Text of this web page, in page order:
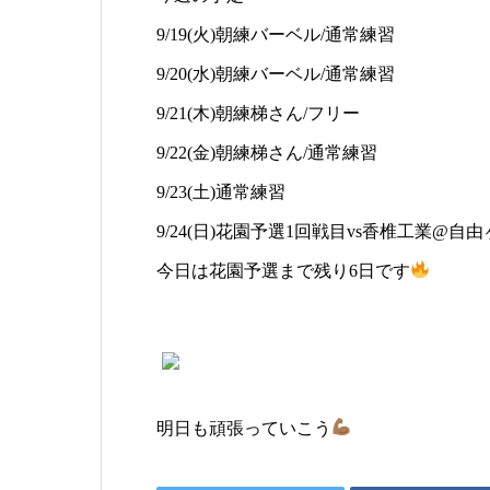
9/19(火)朝練バーベル/通常練習
9/20(水)朝練バーベル/通常練習
9/21(木)朝練梯さん/フリー
9/22(金)朝練梯さん/通常練習
9/23(土)通常練習
9/24(日)花園予選1回戦目vs香椎工業@自由
今日は花園予選まで残り6日です
明日も頑張っていこう